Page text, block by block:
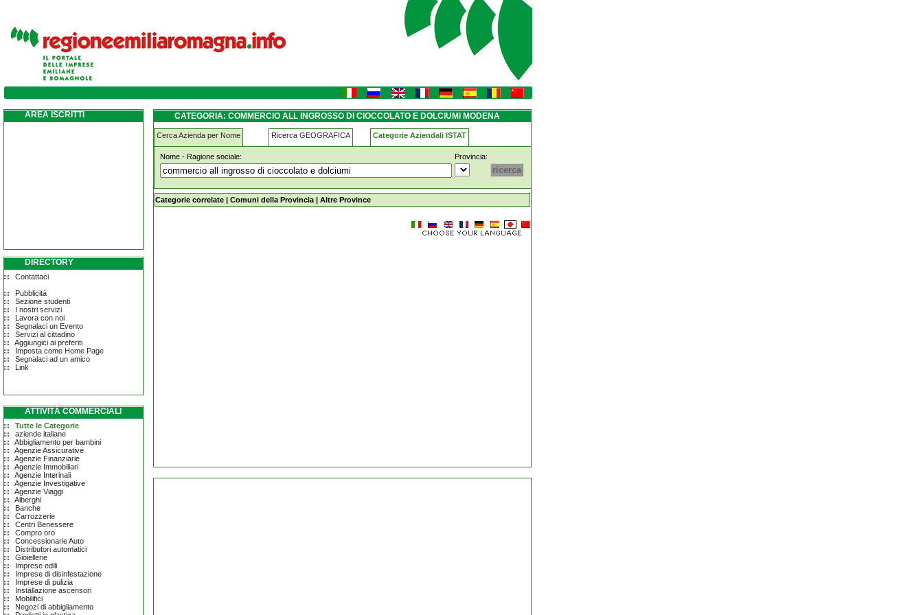
commercio-all-ingrosso-di-cioccolato-e-dolciumi modena
AREA ISCRITTI
DIRECTORY
Contattaci
Pubblicità
Sezione studenti
I nostri servizi
Lavora con noi
Segnalaci un Evento
Servizi al cittadino
Aggiungici ai preferiti
Imposta come Home Page
Segnalaci ad un amico
Link
ATTIVITÀ COMMERCIALI
Tutte le Categorie
aziende italiane
Abbigliamento per bambini
Agenzie Assicurative
Agenzie Finanziarie
Agenzie Immobiliari
Agenzie Interinali
Agenzie Investigative
Agenzie Viaggi
Alberghi
Banche
Carrozzerie
Centri Benessere
Compro oro
Concessionarie Auto
Distributori automatici
Gioiellerie
Imprese edili
Imprese di disinfestazione
Imprese di pulizia
Installazione ascensori
Mobilifici
Negozi di abbigliamento
CATEGORIA: COMMERCIO ALL INGROSSO DI CIOCCOLATO E DOLCIUMI MODENA
Cerca Azienda per Nome Ricerca GEOGRAFICA Categorie Aziendali ISTAT
Nome - Ragione sociale: Provincia:
commercio-all-ingrosso-di-cioccolato-e-dolciumi modena
Categorie correlate | Comuni della Provincia | Altre Province